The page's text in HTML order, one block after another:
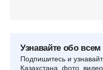
Узнавайте обо
Подпишитесь и
Казахстана, фото,